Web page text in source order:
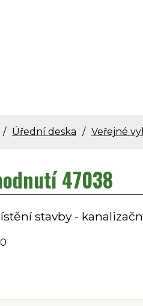
Úřední deska Veřejné
47038
stavby -